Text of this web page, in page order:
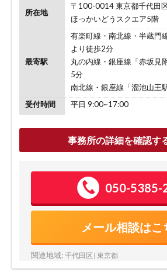
所在地
〒100-0014 東京都千代田
ほっかいどうスクエア5階
最寄駅
有楽町線・南北線・半蔵門
より徒歩2分
丸の内線・銀座線「赤坂見
5分
南北線・銀座線「溜池山王
受付時間
平日 9:00~17:00
事務所の詳細を確認す
050-5385-
メール相談はこ
関連地域: 千代田区 | 東京都